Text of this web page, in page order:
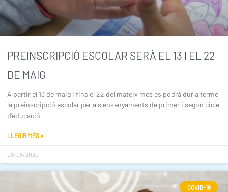
PREINSCRIPCIÓ ESCOLAR SERÀ EL 13 I EL 22
DE MAIG
A partir el 13 de maig i fins el 22 del mateix mes es podrà dur a terme
la preinscripció escolar per als ensenyaments de primer i segon cicle
d’educació
LLEGIR MÉS »
08/05/2020
COVID-19